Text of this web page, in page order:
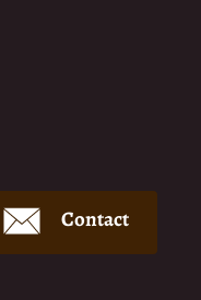
Contact